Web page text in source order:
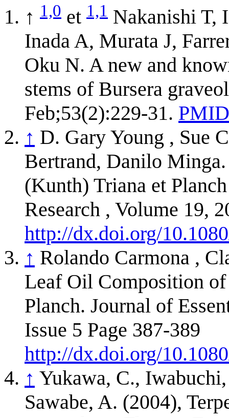
↑ 1,0 et 1,1 Nakanishi T,
Inada A, Murata J,
Oku N. A new and
stems of Bursera
Feb;53(2):229-31.
↑ D. Gary Young , Sue
Bertrand, Danilo
(Kunth) Triana et
Research , Volume 19,
http://dx.doi.org/
↑ Rolando Carmona ,
Leaf Oil Composition
Planch. Journal of
Issue 5 Page 387-389
http://dx.doi.org/
↑ Yukawa, C.,
Sawabe, A. (2004),